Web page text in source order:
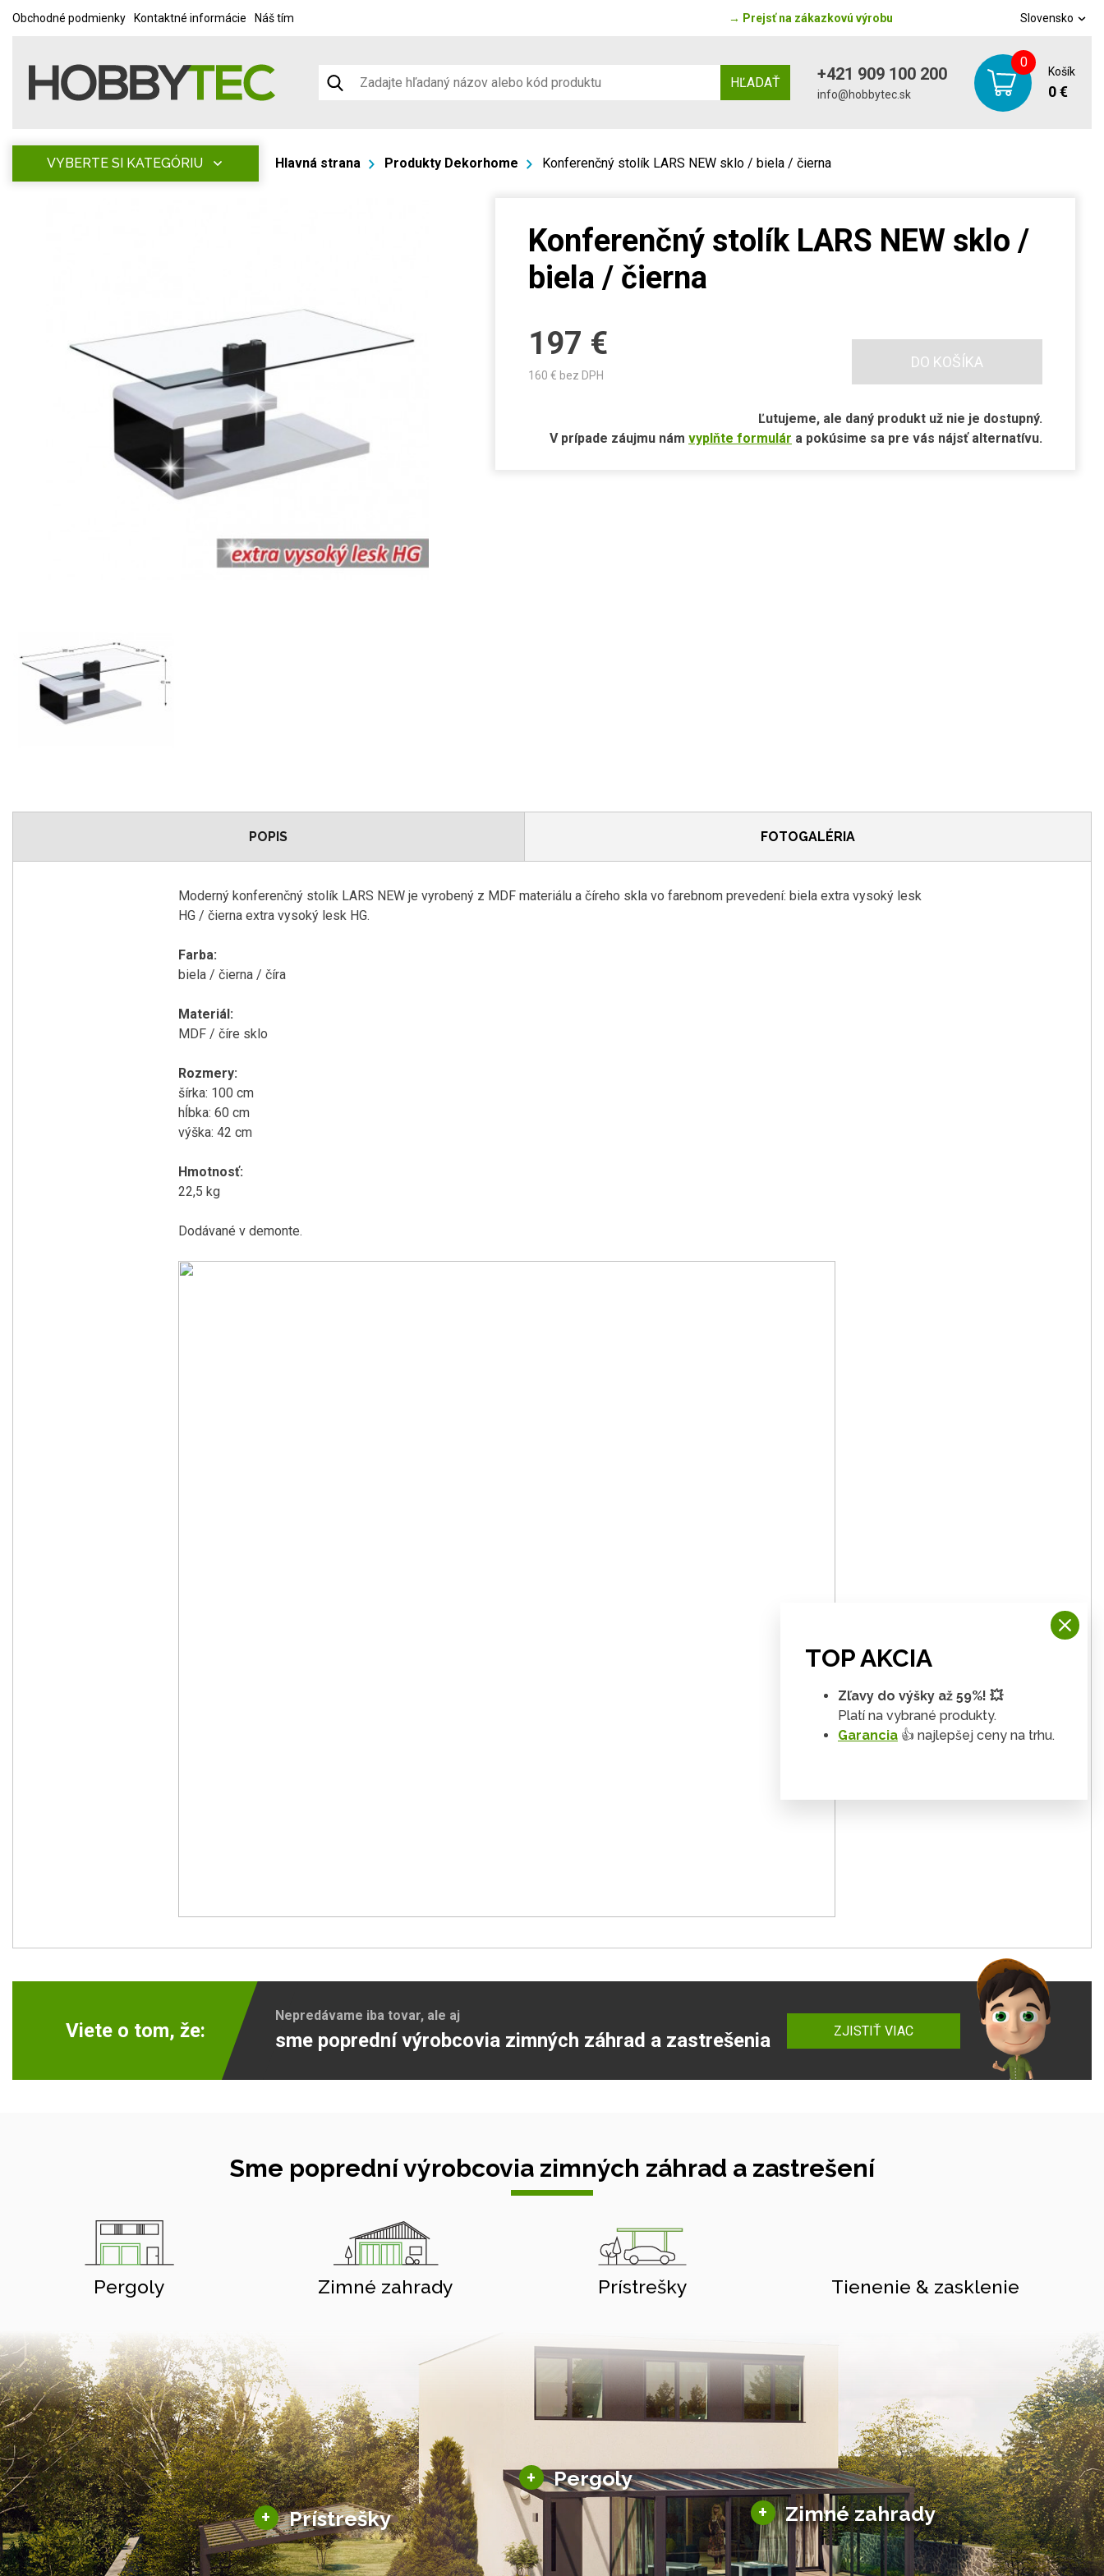
Obchodné podmienky Kontaktné informácie Náš tím → Prejsť na zákazkovú výrobu Slovensko
HĽADAŤ +421 909 100 200
info@hobbytec.sk
0
Košík
0 €
VYBERTE SI KATEGÓRIU Hlavná strana Produkty Dekorhome Konferenčný stolík LARS NEW sklo / biela / čierna
Konferenčný stolík LARS NEW sklo /
biela / čierna
197 €
160 € bez DPH
DO KOŠÍKA
Ľutujeme, ale daný produkt už nie je dostupný.
V prípade záujmu nám vyplňte formulár a pokúsime sa pre vás nájsť alternatívu.
POPIS FOTOGALÉRIA
Moderný konferenčný stolík LARS NEW je vyrobený z MDF materiálu a číreho skla vo farebnom prevedení: biela extra vysoký lesk
HG / čierna extra vysoký lesk HG.
Farba:
biela / čierna / číra
Materiál:
MDF / číre sklo
Rozmery:
šírka: 100 cm
hĺbka: 60 cm
výška: 42 cm
Hmotnosť:
22,5 kg
Dodávané v demonte.
Viete o tom, že:
Nepredávame iba tovar, ale aj
sme poprední výrobcovia zimných záhrad a zastrešenia ZJISTIŤ VIAC
Sme poprední výrobcovia zimných záhrad a zastrešení
Pergoly Zimné zahrady Prístrešky Tienenie & zasklenie
+ Pergoly
Hliníkové pergoly
Bioklimatické pergoly
Altány a zastrešenie
Solárne pergoly
+ Zimné zahrady
Sezónne zimné záhrady
Hliníkové zimné záhrady
Posuvné zimné záhrady
+ Prístrešky
Hliníkové prístrešky
Solárne prístrešky pre auto
TOP AKCIA
Zľavy do výšky až 59%! 💥
Platí na vybrané produkty.
Garancia 👍 najlepšej ceny na trhu.